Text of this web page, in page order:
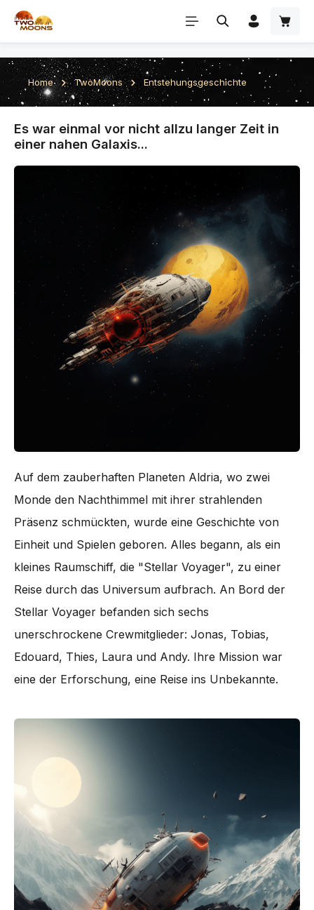
Zum Hauptinhalt springen
Home TwoMoons Entstehungsgeschichte
Es war einmal vor nicht allzu langer Zeit in
einer nahen Galaxis...
Auf dem zauberhaften Planeten Aldria, wo zwei
Monde den Nachthimmel mit ihrer strahlenden
Präsenz schmückten, wurde eine Geschichte von
Einheit und Spielen geboren. Alles begann, als ein
kleines Raumschiff, die "Stellar Voyager", zu einer
Reise durch das Universum aufbrach. An Bord der
Stellar Voyager befanden sich sechs
unerschrockene Crewmitglieder: Jonas, Tobias,
Edouard, Thies, Laura und Andy. Ihre Mission war
eine der Erforschung, eine Reise ins Unbekannte.